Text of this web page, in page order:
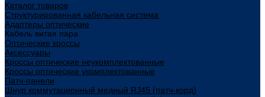
Каталог товаров
Структурированная кабельная система
Адаптеры оптические
Кабель витая пара
Оптические кроссы
Аксессуары
Кроссы оптические неукомплектованные
Кроссы оптические укомплектованные
Патч-панели
Шнур коммутационный медный RJ45 (патч-корд)